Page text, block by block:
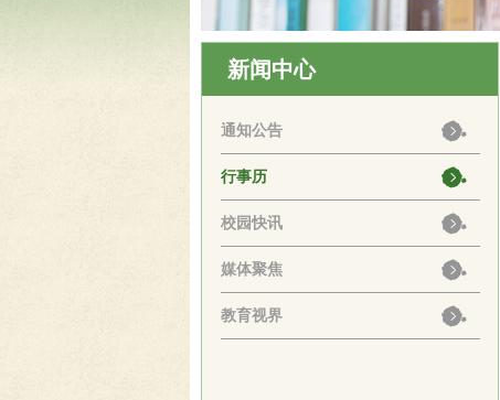
新闻中心
通知公告
行事历
校园快讯
媒体聚焦
教育视界